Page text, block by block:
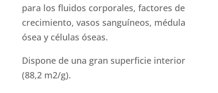
para los fluidos corporales, factores de
crecimiento, vasos sanguíneos, médula
ósea y células óseas.
Dispone de una gran superficie interior
(88,2 m2/g).